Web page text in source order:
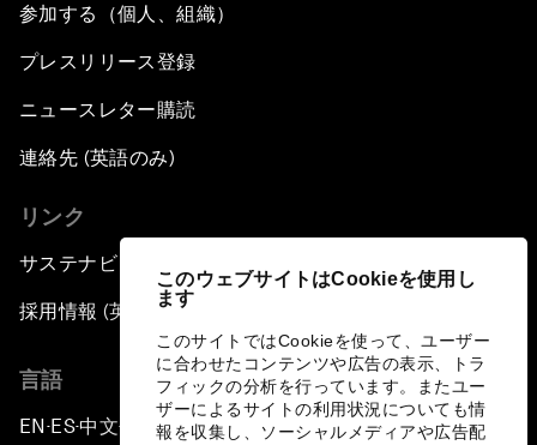
このウェブサイトはCookieを使用し
ます
このサイトではCookieを使って、ユーザー
に合わせたコンテンツや広告の表示、トラ
フィックの分析を行っています。またユー
ザーによるサイトの利用状況についても情
報を収集し、ソーシャルメディアや広告配
参加する（個人、組織）
プレスリリース登録
ニュースレター購読
連絡先 (英語のみ)
リンク
サステナビリティへの取り組み
採用情報 (英語のみ)
言語
EN ▪ES▪中文▪ 日本語